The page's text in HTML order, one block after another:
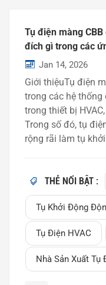
của lớp màng
màng điện môi
điện giữa các điện
các đặc tính điện
Tụ điện màng
đích gì trong các
HVAC?Jan 14, 2026
Giới thiệuTụ điện
trong các hệ
trong thiết bị
Trong số đó, tụ
rộng rãi làm tụ
chúng tôi sẽ giải
thức hoạt động
thường được sử
hành động cơ và
gì?Tụ điện dòng
polypropylen mạ
các ứng dụng
được sử dụng làm
THẺ NỔI BẬT :
Tụ Khởi Động
Tụ Điện HVAC
Nhà Sản Xuất Tụ